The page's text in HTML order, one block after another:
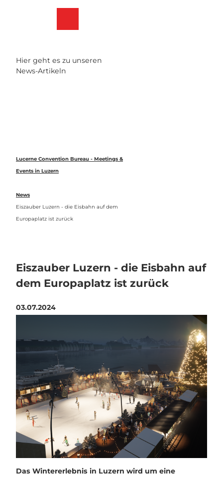
Hier geht es zu unseren
News-Artikeln
Lucerne Convention Bureau - Meetings &
Events in Luzern
News
Eiszauber Luzern - die Eisbahn auf dem
Europaplatz ist zurück
Eiszauber Luzern - die Eisbahn auf
dem Europaplatz ist zurück
03.07.2024
Das Wintererlebnis in Luzern wird um eine